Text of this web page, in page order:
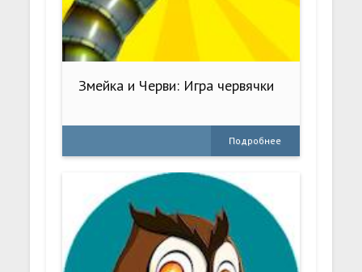
Змейка и Черви: Игра червячки
Подробнее